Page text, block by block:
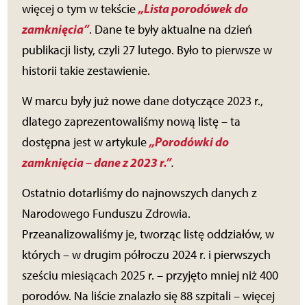
więcej o tym w tekście„Lista porodówek do
zamknięcia”. Dane te były aktualne na dzień
publikacji listy, czyli 27 lutego. Było to pierwsze w
historii takie zestawienie.
W marcu były już nowe dane dotyczące 2023 r.,
dlatego zaprezentowaliśmy nową listę – ta
dostępna jest w artykule„Porodówki do
zamknięcia – dane z 2023 r.”.
Ostatnio dotarliśmy do najnowszych danych z
Narodowego Funduszu Zdrowia.
Przeanalizowaliśmy je, tworząc listę oddziałów, w
których – w drugim półroczu 2024 r. i pierwszych
sześciu miesiącach 2025 r. – przyjęto mniej niż 400
porodów. Na liście znalazło się 88 szpitali – więcej